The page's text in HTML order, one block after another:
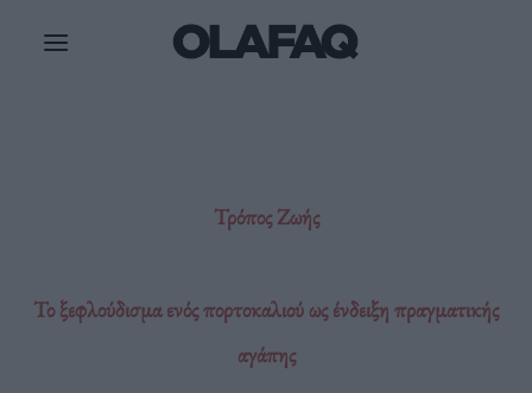
Τρόπος Ζωής
Το ξεφλούδισμα ενός πορτοκαλιού ως ένδειξη πραγματικής
αγάπης